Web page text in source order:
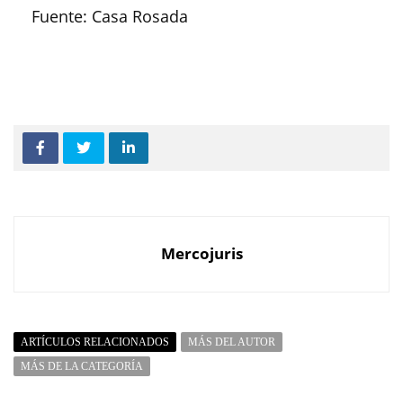
Fuente: Casa Rosada
Mercojuris
ARTÍCULOS RELACIONADOS
MÁS DEL AUTOR
MÁS DE LA CATEGORÍA